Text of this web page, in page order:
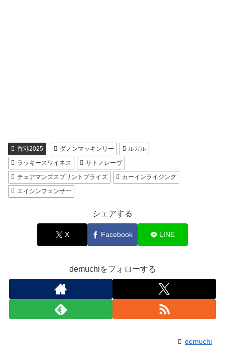
香港2025 ダノンマッキンリー
ルガル
ラッキースワイネス
サトノレーヴ
チェアマンズスプリントプライズ
カーインライジング
エイシンフェンサー
シェアする
X Facebook LINE
demuchiをフォローする
demuchi